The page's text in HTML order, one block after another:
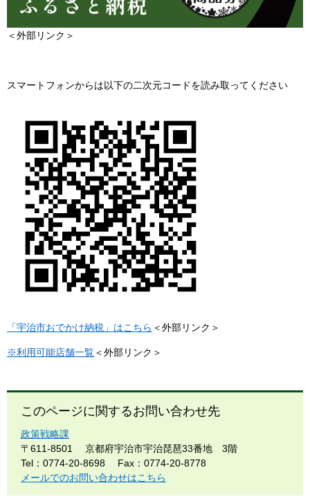
＜外部リンク＞
スマートフォンからは以下の二次元コードを読み取ってください
「宇治市おでかけ納税」はこちら ＜外部リンク＞
※利用可能店舗一覧＜外部リンク＞
このページに関するお問い合わせ先
政策戦略課
〒611-8501
京都府宇治市宇治琵琶33番地 3階
Tel：0774-20-8698
Fax：0774-20-8778
メールでのお問い合わせはこちら